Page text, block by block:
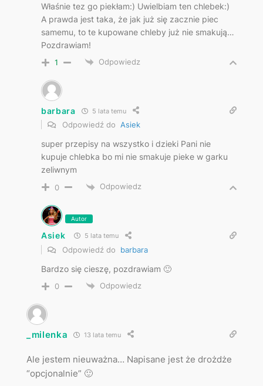
Właśnie tez go piekłam:) Uwielbiam ten chlebek:)
A prawda jest taka, że jak już się zacznie piec
samemu, to te kupowane chleby już nie smakują…
Pozdrawiam!
1 Odpowiedz
barbara 5 lata temu
Odpowiedź do Asiek
super przepisy na wszystko i dzieki Pani nie
kupuje chlebka bo mi nie smakuje pieke w garku
zeliwnym
0 Odpowiedz
Autor
Asiek 5 lata temu
Odpowiedź do barbara
Bardzo się cieszę, pozdrawiam 🙂
0 Odpowiedz
_milenka 13 lata temu
Ale jestem nieuważna… Napisane jest że drożdże
“opcjonalnie” 🙂